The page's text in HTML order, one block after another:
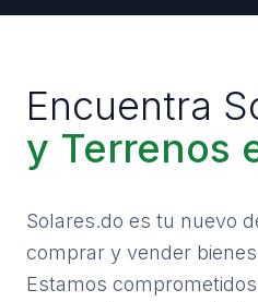
Encuentra
y Terrenos
Solares.do es tu nuevo
comprar y vender
Estamos